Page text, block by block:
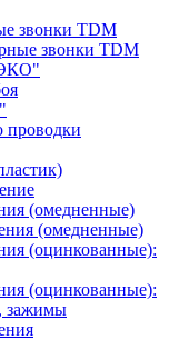
звонки TDM
звонки TDM
проводки
(омедненные)
(омедненные)
(оцинкованные):
(оцинкованные):
зажимы